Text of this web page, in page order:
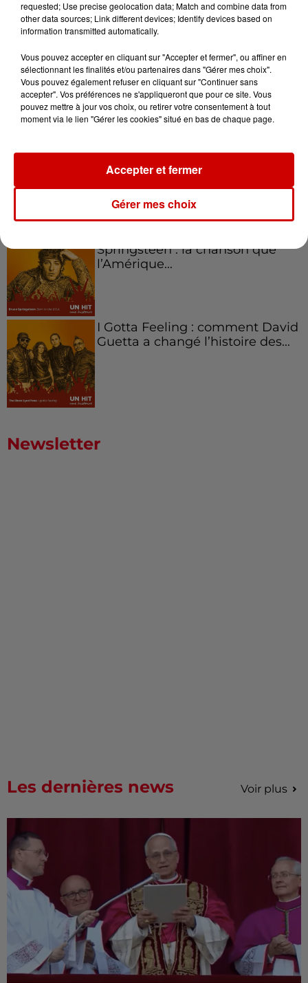
Podcasts Voir plus
Kelly Massol, figure
emblématique de
l'entrepreneuriat féminin
Boston,...
Springsteen : la chanson que
l’Amérique...
I Gotta Feeling : comment David
Guetta a changé l’histoire des...
Newsletter
Les dernières news Voir plus
requested; Use precise geolocation data; Match and combine data from
other data sources; Link different devices; Identify devices based on
information transmitted automatically.
Vous pouvez accepter en cliquant sur "Accepter et fermer", ou affiner en
sélectionnant les finalités et/ou partenaires dans "Gérer mes choix".
Vous pouvez également refuser en cliquant sur "Continuer sans
accepter". Vos préférences ne s'appliqueront que pour ce site. Vous
pouvez mettre à jour vos choix, ou retirer votre consentement à tout
moment via le lien "Gérer les cookies" situé en bas de chaque page.
Gérer mes choix
Accepter et fermer